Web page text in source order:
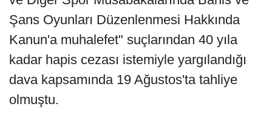
Şans Oyunları Düzenlenmesi Hakkında
Kanun'a muhalefet" suçlarından 40 yıla
kadar hapis cezası istemiyle yargılandığı
dava kapsamında 19 Ağustos'ta tahliye
olmuştu.